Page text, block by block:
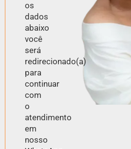
os
dados
abaixo
você
será
redirecionado(a)
para
continuar
com
o
atendimento
em
nosso